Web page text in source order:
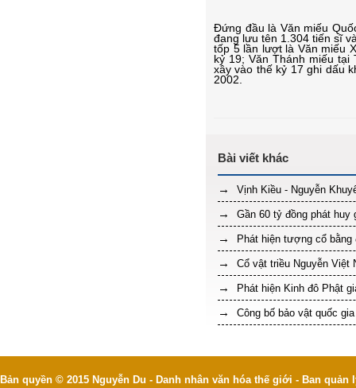
Đứng đầu là Văn miếu
đang lưu tên 1.304 tiến sĩ
tốp 5 lần lượt là Văn miếu
kỷ 19; Văn Thánh miếu
xây vào thế kỷ 17 ghi dấu
2002
Vịnh Kiều - Nguyễn
Gần 60 tỷ đồng phát huy
Phát hiện tượng cổ bằng
Cổ vật triều Nguyễn Việt
Phát hiện Kinh đô Phật
Công bố bảo vật quốc gia
Bản quyền © 2015 Nguyễn Du - Danh nhân văn hóa thế giới - Ban